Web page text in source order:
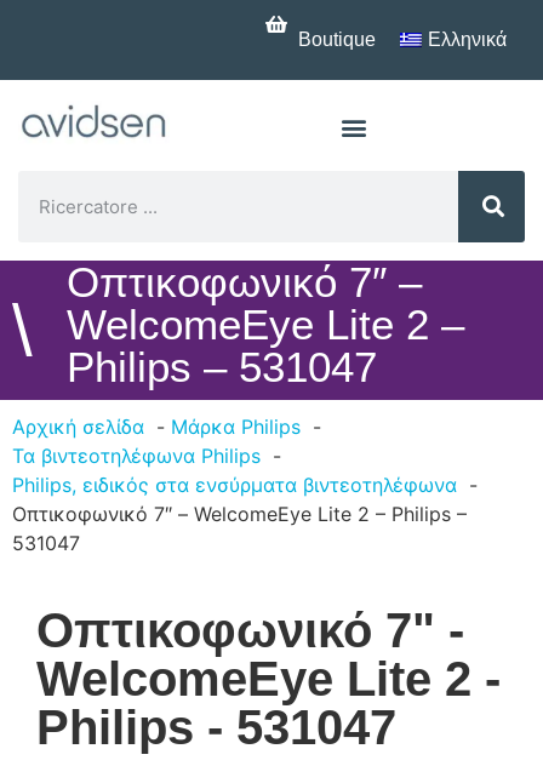
Boutique Ελληνικά
\
Οπτικοφωνικό 7″ –
WelcomeEye Lite 2 –
Philips – 531047
Αρχική σελίδα
Μάρκα Philips
Τα βιντεοτηλέφωνα Philips
Philips, ειδικός στα ενσύρματα βιντεοτηλέφωνα
Οπτικοφωνικό 7″ – WelcomeEye Lite 2 – Philips –
531047
Οπτικοφωνικό 7" -
WelcomeEye Lite 2 -
Philips - 531047